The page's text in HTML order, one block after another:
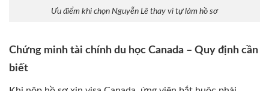
Ưu điểm khi chọn Nguyễn Lê thay vì tự làm hồ sơ
Chứng minh tài chính du học Canada – Quy định cần
biết